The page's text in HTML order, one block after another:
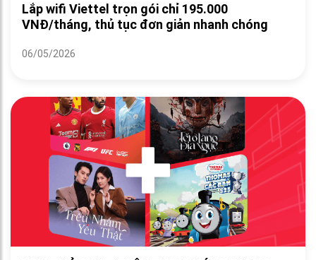
Lắp wifi Viettel trọn gói chỉ 195.000
VNĐ/tháng, thủ tục đơn giản nhanh chóng
06/05/2026